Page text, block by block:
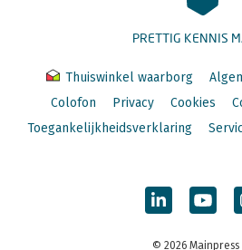
PRETTIG KENNIS
Thuiswinkel waarborg
Colofon
Privacy Cookies
Toegankelijkheidsverklaring
© 2026 Mainpress